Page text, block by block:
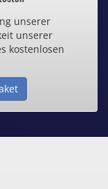
unserer
unserer
kostenlosen